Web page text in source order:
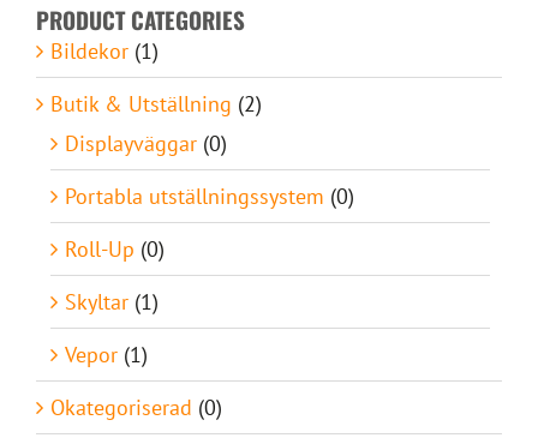
PRODUCT CATEGORIES
Bildekor (1)
Butik & Utställning (2)
Displayväggar (0)
Portabla utställningssystem (0)
Roll-Up (0)
Skyltar (1)
Vepor (1)
Okategoriserad (0)